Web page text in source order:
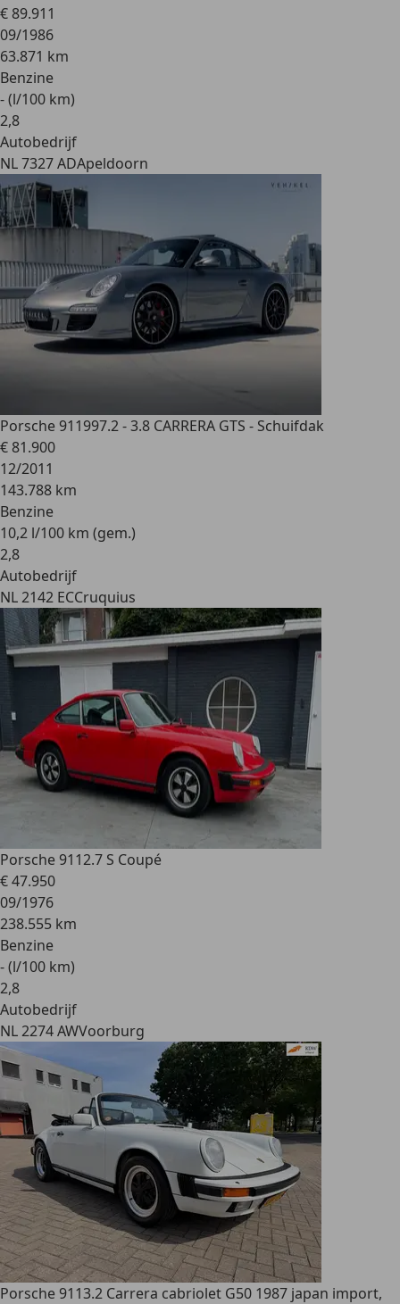
€ 89.911
09/1986
63.871 km
Benzine
- (l/100 km)
2,8
Autobedrijf
NL 7327 ADApeldoorn
Porsche 911997.2 - 3.8 CARRERA GTS - Schuifdak
€ 81.900
12/2011
143.788 km
Benzine
10,2 l/100 km (gem.)
2,8
Autobedrijf
NL 2142 ECCruquius
Porsche 9112.7 S Coupé
€ 47.950
09/1976
238.555 km
Benzine
- (l/100 km)
2,8
Autobedrijf
NL 2274 AWVoorburg
Porsche 9113.2 Carrera cabriolet G50 1987 japan import,